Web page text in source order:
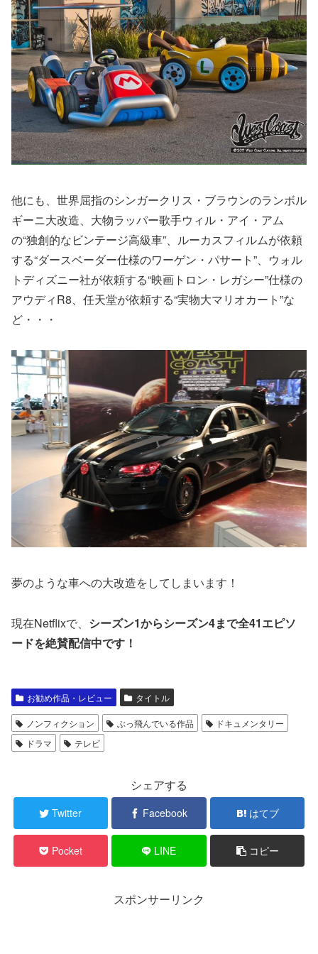
他にも、世界屈指のシンガークリス・ブラウンのランボル
ギーニ大改造、大物ラッパー歌手ウィル・アイ・アム
の“独創的なビンテージ高級車”、ルーカスフィルムが依頼
する“ダースベーダー仕様のワーゲン・パサート”、ウォル
トディズニー社が依頼する“映画トロン・レガシー”仕様の
アウディR8、任天堂が依頼する“実物大マリオカート”な
ど・・・
夢のような車への大改造をしてしまいます！
現在Netflixで、 シーズン1からシーズン4まで全41エピソ
ードを絶賛配信中です！
お勧め作品・レビュー タイトル
ノンフィクション ぶっ飛んでいる作品
ドキュメンタリー
ドラマ
テレビ
シェアする
Twitter Facebook はてブ
Pocket LINE コピー
スポンサーリンク